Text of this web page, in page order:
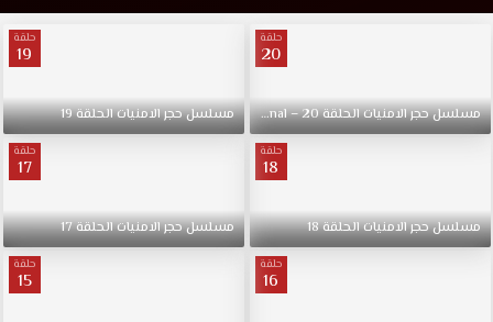
مترجمة
عشق
قصة
اعلان
وباكثر
1080p+720p+480p+360p
مسلسل
حلقة
20
مسلسلحجرالامنياتالحلقة20
–
Final
حلقة
19
مسلسلحجرالامنياتالحلقة19
حلقة
18
مسلسلحجرالامنياتالحلقة18
حلقة
17
مسلسلحجرالامنياتالحلقة17
حلقة
16
حلقة
15